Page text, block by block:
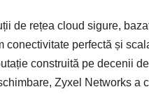
de rețea cloud sigure,
perfectă și
construită pe decenii
Zyxel Networks a